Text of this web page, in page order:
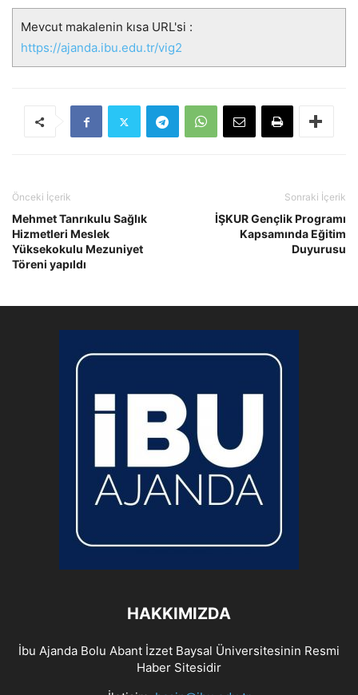
Mevcut makalenin kısa URL'si :
https://ajanda.ibu.edu.tr/vig2
Önceki İçerik
Mehmet Tanrıkulu Sağlık
Hizmetleri Meslek
Yüksekokulu Mezuniyet
Töreni yapıldı
Sonraki İçerik
İŞKUR Gençlik Programı
Kapsamında Eğitim
Duyurusu
HAKKIMIZDA
İbu Ajanda Bolu Abant İzzet Baysal Üniversitesinin Resmi
Haber Sitesidir